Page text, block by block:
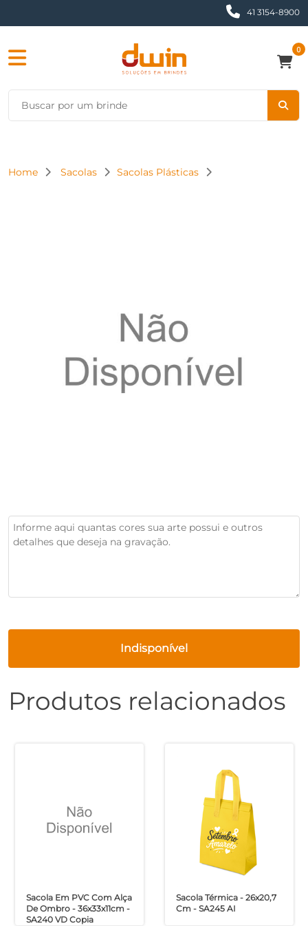
41 3154-8900
0
Home Sacolas Sacolas Plásticas
Indisponível
Produtos relacionados
Sacola Em PVC Com Alça
De Ombro - 36x33x11cm -
SA240 VD Copia
Sacola Térmica - 26x20,7
Cm - SA245 AI